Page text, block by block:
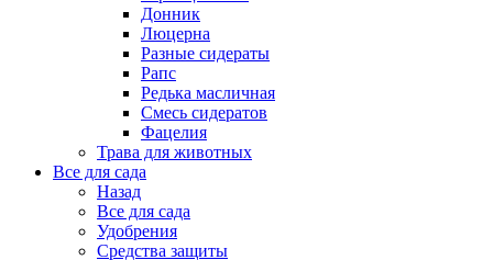
Донник
Люцерна
Разные сидераты
Рапс
Редька масличная
Смесь сидератов
Фацелия
Трава для животных
Все для сада
Назад
Все для сада
Удобрения
Средства защиты